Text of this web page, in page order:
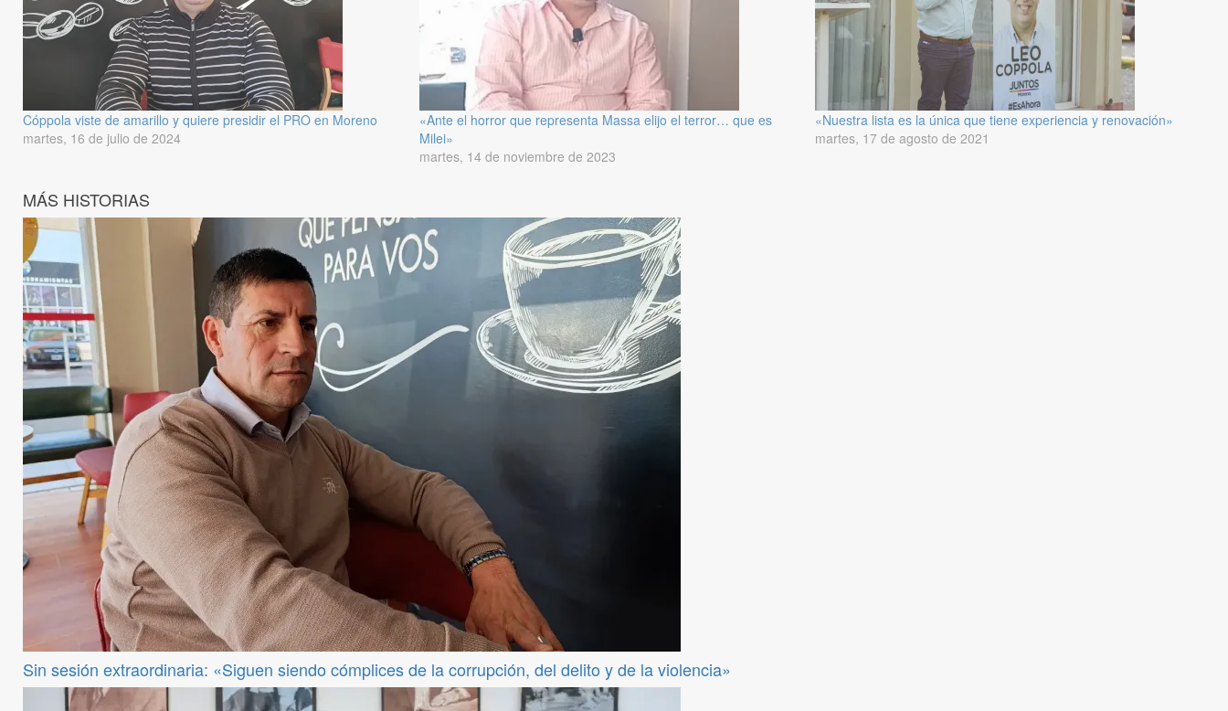
Cóppola viste de amarillo y quiere presidir el PRO en Moreno
martes, 16 de julio de 2024
«Ante el horror que representa Massa elijo el terror… que es
Milei»
martes, 14 de noviembre de 2023
«Nuestra lista es la única que tiene experiencia y renovación»
martes, 17 de agosto de 2021
MÁS HISTORIAS
Sin sesión extraordinaria: «Siguen siendo cómplices de la corrupción, del delito y de la violencia»